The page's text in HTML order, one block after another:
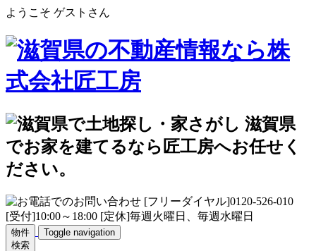
ようこそ ゲストさん
物件
検索
Toggle navigation